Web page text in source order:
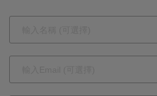
信心危機